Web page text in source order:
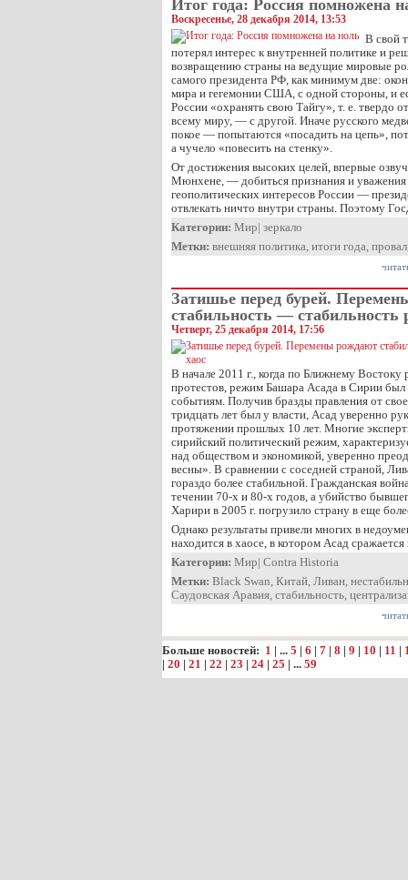
Итог года: Россия помножена
Воскресенье, 28 декабря 2014, 13:53
В свой
потерял интерес к внутренней политике и
возвращению страны на ведущие мировые
самого президента РФ, как минимум две:
мира и гегемонии США, с одной стороны, и
России «охранять свою Тайгу», т. е. твердо
всему миру, — с другой. Иначе русского
покое — попытаются «посадить на цепь»,
а чучело «повесить на стенку».
От достижения высоких целей, впервые
Мюнхене, — добиться признания и
геополитических интересов России —
отвлекать ничто внутри страны. Поэтому
Категории: Мир| зеркало
Метки: внешняя политика, итоги года, провал
Затишье перед бурей.
стабильность — стабильность
Четверг, 25 декабря 2014, 17:56
В начале 2011 г., когда по Ближнему Востоку
протестов, режим Башара Асада в Сирии был
событиям. Получив бразды правления от
тридцать лет был у власти, Асад уверенно
протяжении прошлых 10 лет. Многие
сирийский политический режим,
над обществом и экономикой, уверенно
весны». В сравнении с соседней страной,
гораздо более стабильной. Гражданская
течении 70-х и 80-х годов, а убийство
Харири в 2005 г. погрузило страну в еще
Однако результаты привели многих в
находится в хаосе, в котором Асад
Категории: Мир| Contra Historia
Метки: Black Swan, Китай, Ливан,
Саудовская Аравия, стабильность,
Больше новостей: 1 | ... 5 | 6 | 7 | 8 | 9 | 10 | 11 |
| 20 | 21 | 22 | 23 | 24 | 25 | ... 59